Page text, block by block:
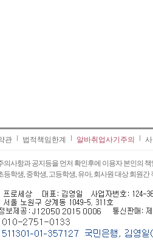
관 법적책임한계 알바취업사기주의
의사항과 공지등을 먼저 확인후에 이용자 본인의
등학생, 중학생, 고등학생, 유아, 회사원 대상 회원